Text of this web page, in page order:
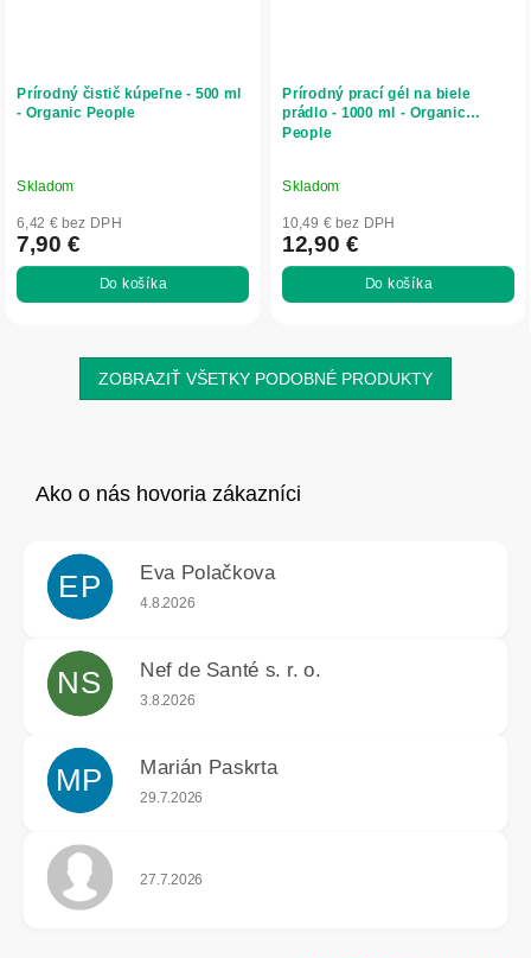
Prírodný čistič kúpeľne - 500 ml
- Organic People
Skladom
6,42 € bez DPH
7,90 €
Do košíka
Prírodný prací gél na biele
prádlo - 1000 ml - Organic
People
Skladom
10,49 € bez DPH
12,90 €
Do košíka
ZOBRAZIŤ VŠETKY PODOBNÉ PRODUKTY
EP Eva Polačkova
Hodnotenie obchodu je 5 z 5 hviezdičiek.
4.8.2026
NS Nef de Santé s. r. o.
Hodnotenie obchodu je 5 z 5 hviezdičiek.
3.8.2026
MP Marián Paskrta
Hodnotenie obchodu je 5 z 5 hviezdičiek.
29.7.2026
Hodnotenie obchodu je 5 z 5 hviezdičiek.
27.7.2026